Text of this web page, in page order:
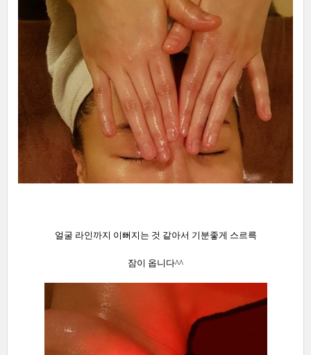
얼굴 라인까지 이뻐지는 것 같아서 기분좋게 스르륵
잠이 옵니다^^